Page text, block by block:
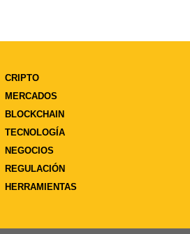
CRIPTO
MERCADOS
BLOCKCHAIN
TECNOLOGÍA
NEGOCIOS
REGULACIÓN
HERRAMIENTAS